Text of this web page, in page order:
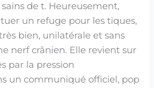
de t. Heureusement,
un refuge pour les tiques,
bien, unilatérale et sans
nerf crânien. Elle revient sur
par la pression
un communiqué officiel, pop